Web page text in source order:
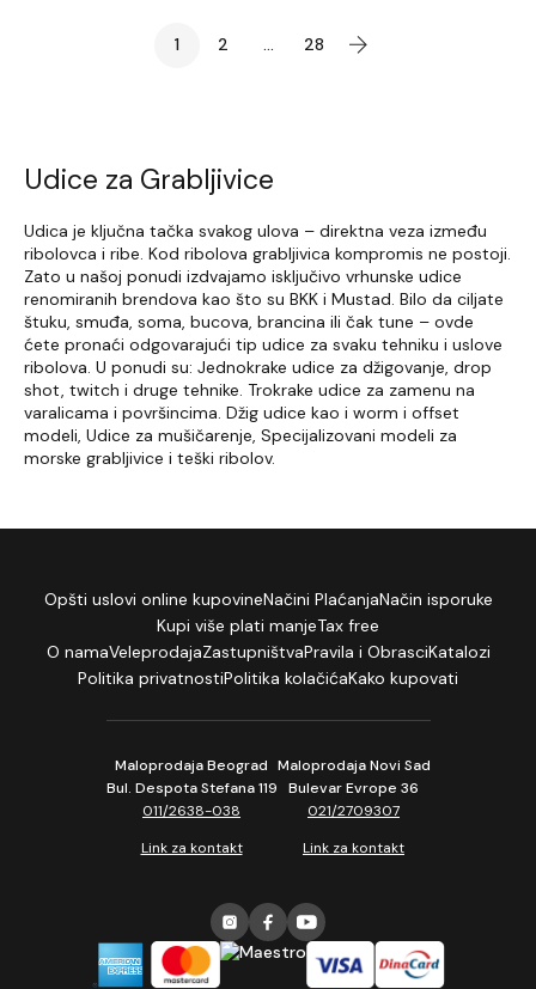
1 2 ... 28
Udice za Grabljivice
Udica je ključna tačka svakog ulova – direktna veza između
ribolovca i ribe. Kod ribolova grabljivica kompromis ne postoji.
Zato u našoj ponudi izdvajamo isključivo vrhunske udice
renomiranih brendova kao što su BKK i Mustad. Bilo da ciljate
štuku, smuđa, soma, bucova, brancina ili čak tune – ovde
ćete pronaći odgovarajući tip udice za svaku tehniku i uslove
ribolova. U ponudi su: Jednokrake udice za džigovanje, drop
shot, twitch i druge tehnike. Trokrake udice za zamenu na
varalicama i površincima. Džig udice kao i worm i offset
modeli, Udice za mušičarenje, Specijalizovani modeli za
morske grabljivice i teški ribolov.
Opšti uslovi online kupovineNačini PlaćanjaNačin isporuke
Kupi više plati manjeTax free
O namaVeleprodajaZastupništvaPravila i ObrasciKatalozi
Politika privatnostiPolitika kolačićaKako kupovati
Maloprodaja Beograd
Bul. Despota Stefana 119
011/2638-038
Link za kontakt
Maloprodaja Novi Sad
Bulevar Evrope 36
021/2709307
Link za kontakt